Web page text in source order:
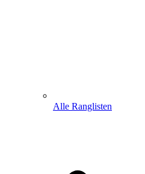
Alle Ranglisten